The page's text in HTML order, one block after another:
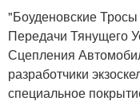
"Боуденовские
Передачи Тянущего
Сцепления
разработчики
специальное